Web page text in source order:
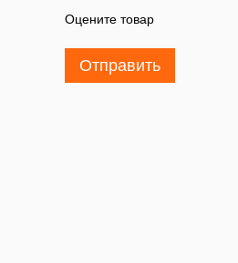
Оцените товар
Отправить